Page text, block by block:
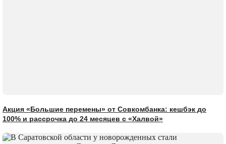
Акция «Большие перемены» от Совкомбанка: кешбэк до
100% и рассрочка до 24 месяцев с «Халвой»